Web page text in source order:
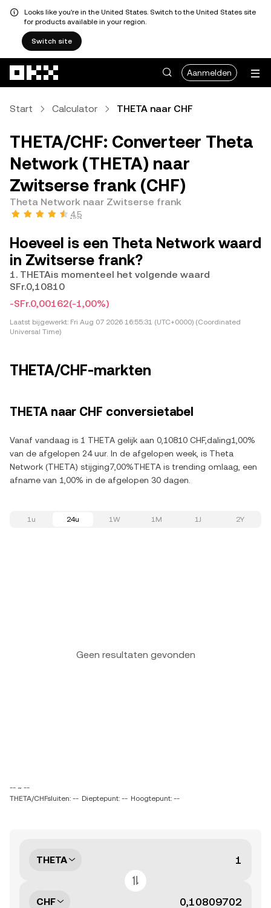
Looks like you're in the United States. Switch to the United States site
for products available in your region.
Switch site
Aanmelden
Start Calculator THETA naar CHF
THETA/CHF: Converteer Theta
Network (THETA) naar
Zwitserse frank (CHF)
Theta Network naar Zwitserse frank
4,5
Hoeveel is een Theta Network waard
in Zwitserse frank?
1. THETAis momenteel het volgende waard
SFr.0,10810
-SFr.0,00162(-1,00%)
Laatst bijgewerkt: Fri Aug 07 2026 16:55:31 (UTC+0000) (Coordinated
Universal Time)
THETA/CHF-markten
THETA naar CHF conversietabel
Vanaf vandaag is 1 THETA gelijk aan 0,10810 CHF,daling1,00%
van de afgelopen 24 uur. In de afgelopen week, is Theta
Network (THETA) stijging7,00%THETA is trending omlaag, een
afname van 1,00% in de afgelopen 30 dagen.
1u 24u 1W 1M 1J 2Y
Geen resultaten gevonden
-- ~ --
THETA/CHFsluiten: -- Dieptepunt: -- Hoogtepunt: --
THETA
CHF